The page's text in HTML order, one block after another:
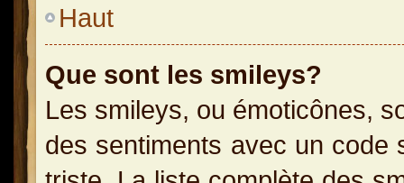
Haut
Que sont les smileys?
Les smileys, ou émoticônes,
des sentiments avec un code